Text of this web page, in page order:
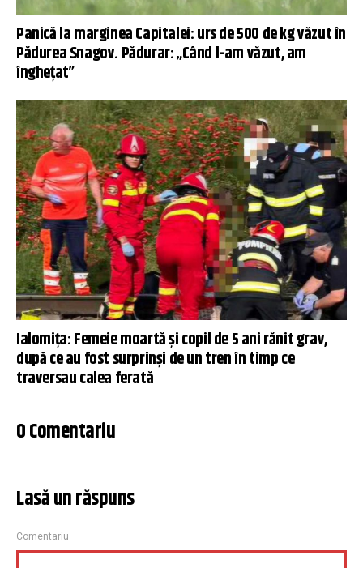
Panică la marginea Capitalei: urs de 500 de kg văzut în
Pădurea Snagov. Pădurar: „Când l-am văzut, am
înghețat”
Ialomiţa: Femeie moartă şi copil de 5 ani rănit grav,
după ce au fost surprinşi de un tren în timp ce
traversau calea ferată
0 Comentariu
Lasă un răspuns
Comentariu